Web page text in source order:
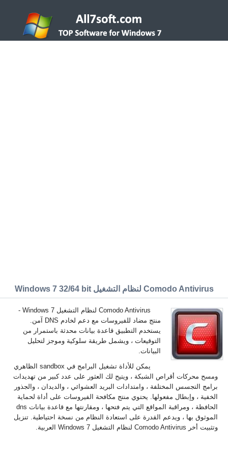
Comodo Antivirus لنظام التشغيل Windows 7 32/64 bit
Comodo Antivirus لنظام التشغيل Windows 7 -
منتج مضاد للفيروسات مع دعم لخادم DNS آمن.
يستخدم التطبيق قاعدة بيانات محدثة باستمرار من
التوقيعات ، ويشمل طريقة سلوكية وموجز لتحليل
البيانات.
يمكن للأداة تشغيل البرامج في sandbox الظاهري
ومسح محركات أقراص الشبكة ، ويتيح لك العثور على عدد كبير من تهديدات
برامج التجسس المختلفة ، وامتدادات البريد العشوائي ، والديدان ، والجذور
الخفية ، وإبطال مفعولها. يحتوي منتج مكافحة الفيروسات على أداة لحماية
الحافظة ، ومراقبة المواقع التي يتم فتحها ، ومقارنتها مع قاعدة بيانات dns
الموثوق بها ، ويدعم القدرة على استعادة النظام من نسخة احتياطية. تنزيل
وتثبيت أخر Comodo Antivirus لنظام التشغيل Windows 7 العربية.